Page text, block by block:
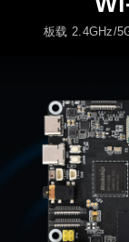
板载 2.4GHz/